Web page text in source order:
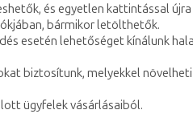
és egyetlen kattintással
bármikor letölthetők.
esetén lehetőséget kínálunk
biztosítunk, melyekkel
ügyfelek vásárlásaiból.